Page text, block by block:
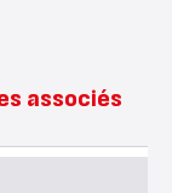
associés